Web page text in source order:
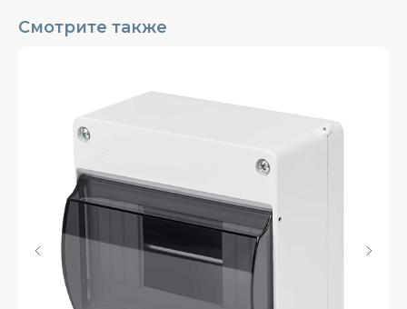
Смотрите также